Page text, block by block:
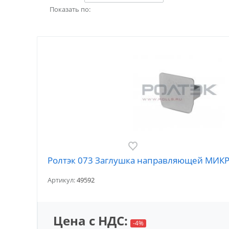
Показать по:
Ролтэк 073 Заглушка направляющей
Артикул:49592
Цена с НДС: -4%